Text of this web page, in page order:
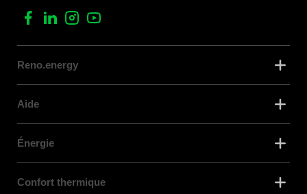
Reno.energy
Aide
Énergie
Confort thermique